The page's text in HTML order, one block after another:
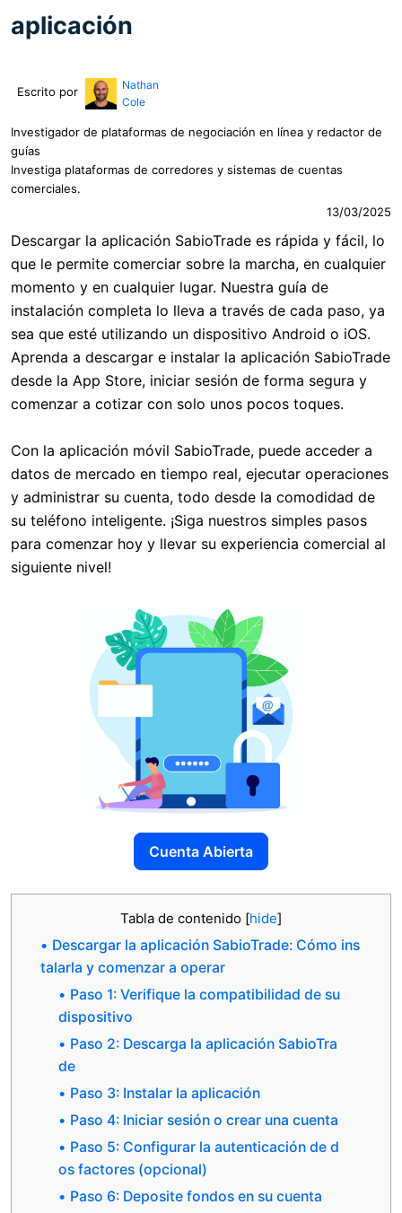
aplicación
Escrito por
Nathan
Cole
Investigador de plataformas de negociación en línea y redactor de
guías
Investiga plataformas de corredores y sistemas de cuentas
comerciales.
13/03/2025
Descargar la aplicación SabioTrade es rápida y fácil, lo
que le permite comerciar sobre la marcha, en cualquier
momento y en cualquier lugar. Nuestra guía de
instalación completa lo lleva a través de cada paso, ya
sea que esté utilizando un dispositivo Android o iOS.
Aprenda a descargar e instalar la aplicación SabioTrade
desde la App Store, iniciar sesión de forma segura y
comenzar a cotizar con solo unos pocos toques.
Con la aplicación móvil SabioTrade, puede acceder a
datos de mercado en tiempo real, ejecutar operaciones
y administrar su cuenta, todo desde la comodidad de
su teléfono inteligente. ¡Siga nuestros simples pasos
para comenzar hoy y llevar su experiencia comercial al
siguiente nivel!
Cuenta Abierta
Tabla de contenido [hide]
Descargar la aplicación SabioTrade: Cómo ins
talarla y comenzar a operar
Paso 1: Verifique la compatibilidad de su
dispositivo
Paso 2: Descarga la aplicación SabioTra
de
Paso 3: Instalar la aplicación
Paso 4: Iniciar sesión o crear una cuenta
Paso 5: Configurar la autenticación de d
os factores (opcional)
Paso 6: Deposite fondos en su cuenta